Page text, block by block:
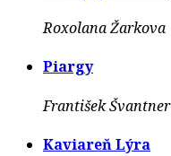
Roxolana Žarkova
Piargy
František Švantner
Kaviareň Lýra